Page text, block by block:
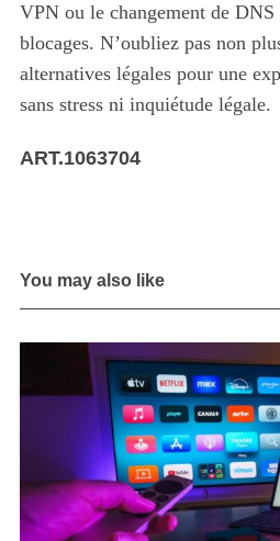
VPN ou le changement de
blocages. N’oubliez pas non
alternatives légales pour une
sans stress ni inquiétude légale.
ART.1063704
You may also like